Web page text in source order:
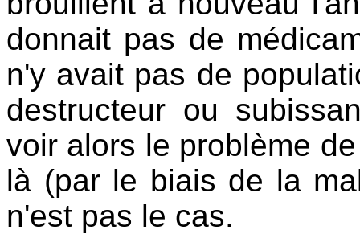
donnait pas de
n'y avait pas de
destructeur ou
voir alors le problème
là (par le biais de la
n'est pas le cas.